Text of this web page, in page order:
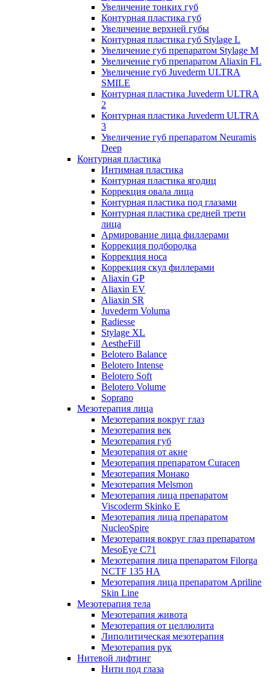
Увеличение тонких губ
Контурная пластика губ
Увеличение верхней губы
Контурная пластика губ Stylage L
Увеличение губ препаратом Stylage M
Увеличение губ препаратом Aliaxin FL
Увеличение губ Juvederm ULTRA
SMILE
Контурная пластика Juvederm ULTRA
2
Контурная пластика Juvederm ULTRA
3
Увеличение губ препаратом Neuramis
Deep
Контурная пластика
Интимная пластика
Контурная пластика ягодиц
Коррекция овала лица
Контурная пластика под глазами
Контурная пластика средней трети
лица
Армирование лица филлерами
Коррекция подбородка
Коррекция носа
Коррекция скул филлерами
Aliaxin GP
Aliaxin EV
Aliaxin SR
Juvederm Voluma
Radiesse
Stylage XL
AestheFill
Belotero Balance
Belotero Intense
Belotero Soft
Belotero Volume
Soprano
Мезотерапия лица
Мезотерапия вокруг глаз
Мезотерапия век
Мезотерапия губ
Мезотерапия от акне
Мезотерапия препаратом Curacen
Мезотерапия Монако
Мезотерапия Melsmon
Мезотерапия лица препаратом
Viscoderm Skinko E
Мезотерапия лица препаратом
NucleoSpire
Мезотерапия вокруг глаз препаратом
MesoEye С71
Мезотерапия лица препаратом Filorga
NCTF 135 HA
Мезотерапия лица препаратом Apriline
Skin Line
Мезотерапия тела
Мезотерапия живота
Мезотерапия от целлюлита
Липолитическая мезотерапия
Мезотерапия рук
Нитевой лифтинг
Нити под глаза